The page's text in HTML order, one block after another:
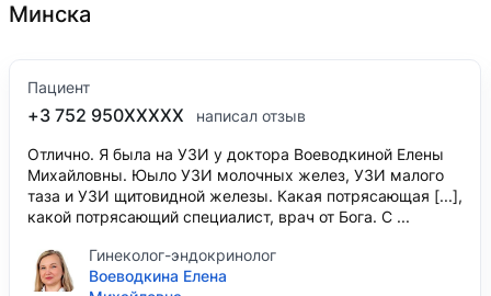
Минска
Пациент
+3 752 950XXXXX написал отзыв
Отлично. Я была на УЗИ у доктора Воеводкиной Елены
Михайловны. Юыло УЗИ молочных желез, УЗИ малого
таза и УЗИ щитовидной железы. Какая потрясающая [...],
какой потрясающий специалист, врач от Бога. С ...
Гинеколог-эндокринолог
Воеводкина Елена